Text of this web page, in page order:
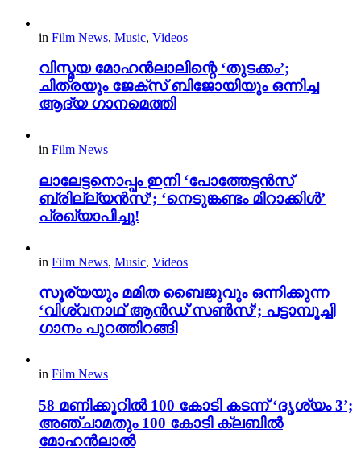
in Film News, Music, Videos
വിസ്മയ മോഹൻലാലിന്റെ ‘തുടക്കം’;
ചിത്രയും ജേക്സ് ബിജോയിയും ഒന്നിച്ച
ആദ്യ ഗാനമെത്തി
in Film News
ലാലേട്ടനൊപ്പം ഇനി ‘പോത്തേട്ടൻസ്
ബ്രില്ല്യൻസ്’; ‘നെടുങ്കണ്ടം മിറാക്കിൾ’
പ്രഖ്യാപിച്ചു!
in Film News, Music, Videos
സൂര്യയും മമിത ബൈജുവും ഒന്നിക്കുന്ന
‘വിശ്വനാഥ് ആൻഡ് സൺസ്’; പട്ടാമ്പൂച്ചി
ഗാനം പുറത്തിറങ്ങി
in Film News
58 മണിക്കൂറിൽ 100 കോടി കടന്ന് ‘ദൃശ്യം 3’;
അഞ്ചാമതും 100 കോടി ക്ലബിൽ
മോഹൻലാൽ